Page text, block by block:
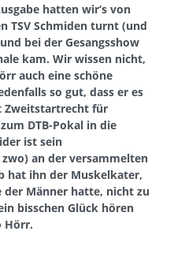
hatten wir‘s von
TSV Schmiden turnt (und
bei der Gesangsshow
kam. Wir wissen nicht,
auch eine schöne
so gut, dass er es
Zweitstartrecht für
DTB-Pokal in die
ist sein
an der versammelten
hat ihn der Muskelkater,
Männer hatte, nicht zu
bisschen Glück hören
Hörr.